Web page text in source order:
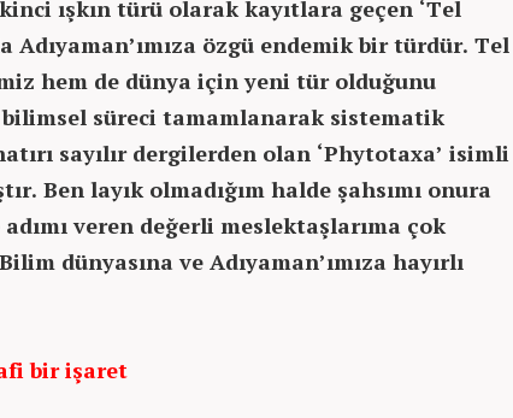
ışkın türü olarak kayıtlara geçen ‘Tel
Adıyaman’ımıza özgü endemik bir türdür. Tel
hem de dünya için yeni tür olduğunu
süreci tamamlanarak sistematik
sayılır dergilerden olan ‘Phytotaxa’ isimli
Ben layık olmadığım halde şahsımı onura
veren değerli meslektaşlarıma çok
dünyasına ve Adıyaman’ımıza hayırlı
bir işaret